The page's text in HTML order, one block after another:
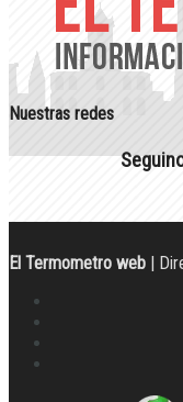
Nuestras redes
El Termometro web |